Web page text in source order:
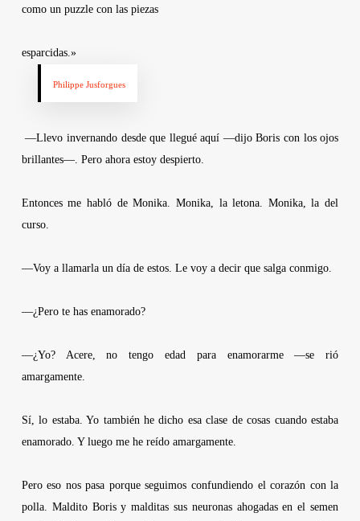
como un puzzle con las piezas
esparcidas.»
Philippe Jusforgues
—Llevo invernando desde que llegué aquí —dijo Boris con los ojos
brillantes—. Pero ahora estoy despierto.
Entonces me habló de Monika. Monika, la letona. Monika, la del
curso.
—Voy a llamarla un día de estos. Le voy a decir que salga conmigo.
—¿Pero te has enamorado?
—¿Yo? Acere, no tengo edad para enamorarme —se rió
amargamente.
Sí, lo estaba. Yo también he dicho esa clase de cosas cuando estaba
enamorado. Y luego me he reído amargamente.
Pero eso nos pasa porque seguimos confundiendo el corazón con la
polla. Maldito Boris y malditas sus neuronas ahogadas en el semen